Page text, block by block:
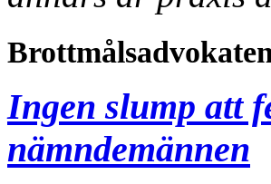
Ingen slump att
nämndemännen